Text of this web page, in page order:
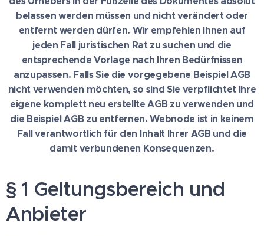
belassen werden müssen und nicht verändert oder
entfernt werden dürfen. Wir empfehlen Ihnen auf
jeden Fall juristischen Rat zu suchen und die
entsprechende Vorlage nach Ihren Bedürfnissen
anzupassen. Falls Sie die vorgegebene Beispiel AGB
nicht verwenden möchten, so sind Sie verpflichtet Ihre
eigene komplett neu erstellte AGB zu verwenden und
die Beispiel AGB zu entfernen. Webnode ist in keinem
Fall verantwortlich für den Inhalt Ihrer AGB und die
damit verbundenen Konsequenzen.
§ 1 Geltungsbereich und
Anbieter